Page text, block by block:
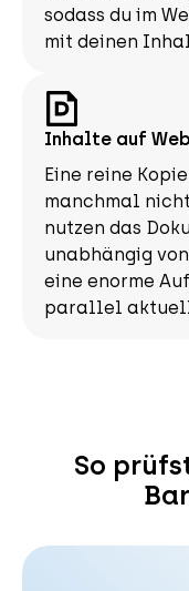
sodass du im
mit deinen
Inhalte auf
Eine reine
manchmal
nutzen das
unabhängig
eine enorme
parallel
So